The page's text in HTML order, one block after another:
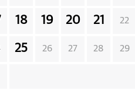
18 19 20 21 22
25 26 27 28 29